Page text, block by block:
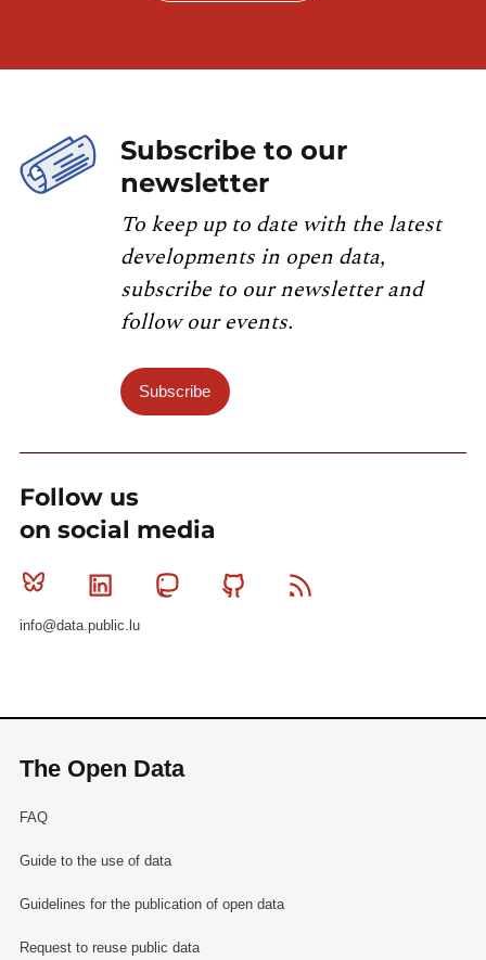
Subscribe to our
newsletter
To keep up to date with the latest
developments in open data,
subscribe to our newsletter and
follow our events.
Subscribe
Follow us
on social media
Bluesky Linkedin MastodonGithub
info@data.public.lu
The Open Data
FAQ
Guide to the use of data
Guidelines for the publication of open data
Request to reuse public data